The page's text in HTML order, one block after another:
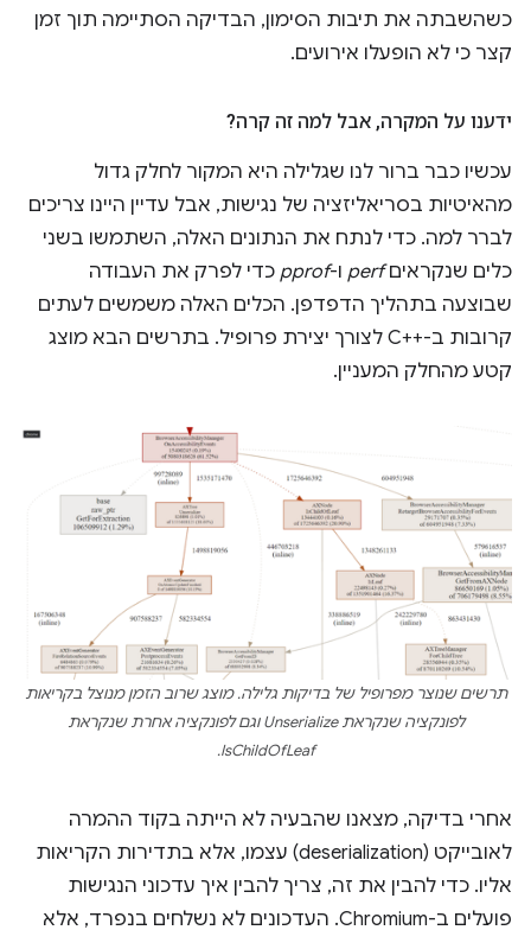
כשהשבתה את תיבות הסימון, הבדיקה הסתיימה תוך זמן
קצר כי לא הופעלו אירועים.
ידענו על המקרה, אבל למה זה קרה?
עכשיו כבר ברור לנו שגלילה היא המקור לחלק גדול
מהאיטיות בסריאליזציה של נגישות, אבל עדיין היינו צריכים
לברר למה. כדי לנתח את הנתונים האלה, השתמשו בשני
כלים שנקראיםperf ו-pprof כדי לפרק את העבודה
שבוצעה בתהליך הדפדפן. הכלים האלה משמשים לעתים
קרובות ב-C++‎ לצורך יצירת פרופיל. בתרשים הבא מוצג
קטע מהחלק המעניין.
תרשים שנוצר מפרופיל של בדיקות גלילה. מוצג שרוב הזמן מנוצל בקריאות
לפונקציה שנקראת Unserialize וגם לפונקציה אחרת שנקראת
IsChildOfLeaf.
אחרי בדיקה, מצאנו שהבעיה לא הייתה בקוד ההמרה
לאובייקט (deserialization) עצמו, אלא בתדירות הקריאות
אליו. כדי להבין את זה, צריך להבין איך עדכוני הנגישות
פועלים ב-Chromium. העדכונים לא נשלחים בנפרד, אלא